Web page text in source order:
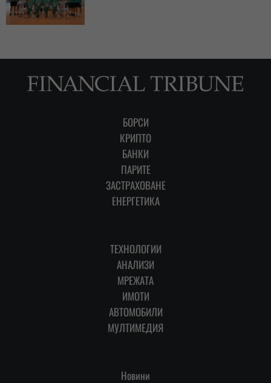
БОРСИ
КРИПТО
БАНКИ
ПАРИТЕ
ЗАСТРАХОВАНЕ
ЕНЕРГЕТИКА
ТЕХНОЛОГИИ
АНАЛИЗИ
МРЕЖАТА
ИМОТИ
АВТОМОБИЛИ
МУЛТИМЕДИЯ
Новини